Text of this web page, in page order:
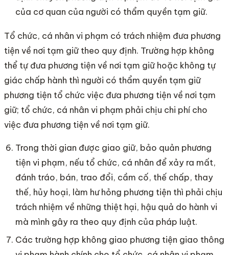
của cơ quan của người có thẩm quyền tạm giữ.
Tổ chức, cá nhân vi phạm có trách nhiệm đưa phương
tiện về nơi tạm giữ theo quy định. Trường hợp không
thể tự đưa phương tiện về nơi tạm giữ hoặc không tự
giác chấp hành thì người có thẩm quyền tạm giữ
phương tiện tổ chức việc đưa phương tiện về nơi tạm
giữ; tổ chức, cá nhân vi phạm phải chịu chi phí cho
việc đưa phương tiện về nơi tạm giữ.
Trong thời gian được giao giữ, bảo quản phương
tiện vi phạm, nếu tổ chức, cá nhân để xảy ra mất,
đánh tráo, bán, trao đổi, cầm cố, thế chấp, thay
thế, hủy hoại, làm hư hỏng phương tiện thì phải chịu
trách nhiệm về những thiệt hại, hậu quả do hành vi
mà mình gây ra theo quy định của pháp luật.
Các trường hợp không giao phương tiện giao thông